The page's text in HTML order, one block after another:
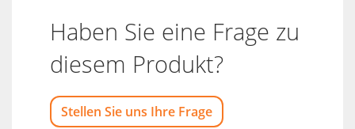
Haben Sie eine Frage zu
diesem Produkt?
Stellen Sie uns Ihre Frage